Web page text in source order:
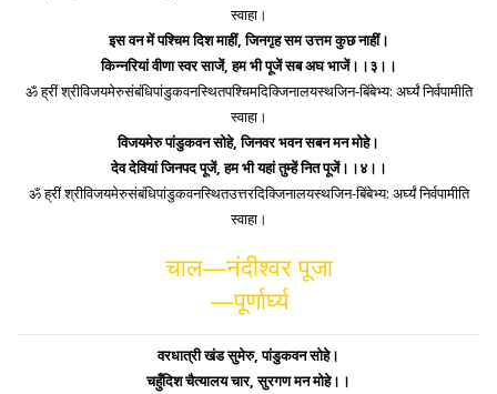
स्वाहा।
इस वन में पश्चिम दिश माहीं, जिनगृह सम उत्तम कुछ नाहीं।
किन्नरियां वीणा स्वर साजें, हम भी पूजें सब अघ भाजें।।३।।
ॐ ह्रीं श्रीविजयमेरुसंबंधिपांडुकवनस्थितपश्चिमदिक्जिनालयस्थजिन-बिंबेभ्य: अर्घ्यं निर्वपामीति
स्वाहा।
विजयमेरु पांडुकवन सोहे, जिनवर भवन सबन मन मोहे।
देव देवियां जिनपद पूजें, हम भी यहां तुम्हें नित पूजें।।४।।
ॐ ह्रीं श्रीविजयमेरुसंबंधिपांडुकवनस्थितउत्तरदिक्जिनालयस्थजिन-बिंबेभ्य: अर्घ्यं निर्वपामीति
स्वाहा।
चाल—नंदीश्वर पूजा
—पूर्णार्घ्य
वरधात्री खंड सुमेरु, पांडुकवन सोहे।
चहुँदिश चैत्यालय चार, सुरगण मन मोहे।।